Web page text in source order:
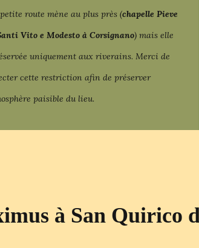
route mène au plus près (chapelle Pieve
Vito e Modesto à Corsignano) mais elle
uniquement aux riverains. Merci de
cette restriction afin de préserver
paisible du lieu.
à San Quirico